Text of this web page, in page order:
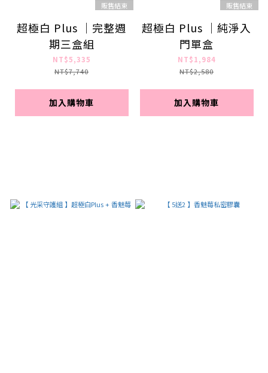
販售結束
超極白 Plus ｜完整週
期三盒組
NT$5,335
NT$7,740
加入購物車
販售結束
超極白 Plus ｜純淨入
門單盒
NT$1,984
NT$2,580
加入購物車